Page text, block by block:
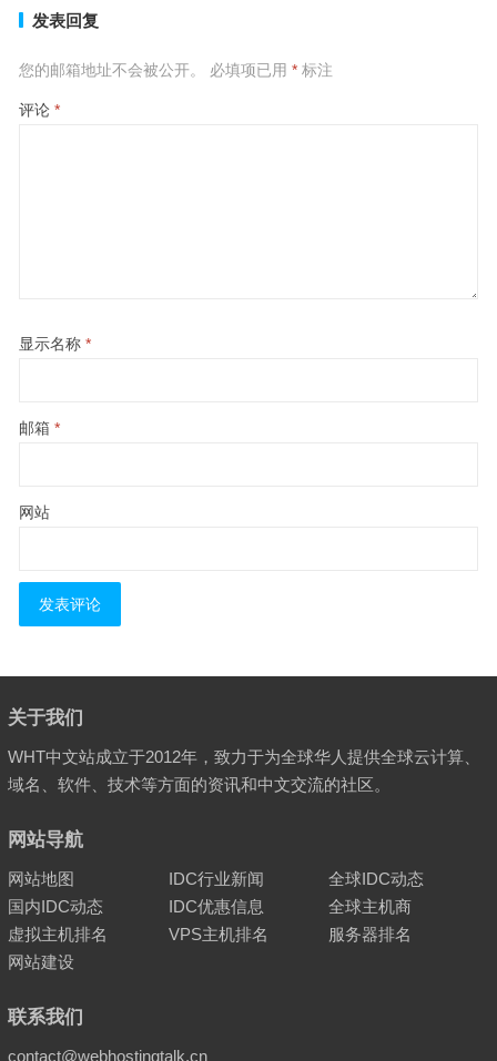
发表回复
您的邮箱地址不会被公开。 必填项已用 *标注
评论 *
显示名称 *
邮箱 *
网站
关于我们
WHT中文站成立于2012年，致力于为全球华人提供全球云计算、
域名、软件、技术等方面的资讯和中文交流的社区。
网站导航
网站地图 IDC行业新闻
全球IDC动态
国内IDC动态
IDC优惠信息
全球主机商
虚拟主机排名
VPS主机排名
服务器排名
网站建设
联系我们
contact@webhostingtalk.cn